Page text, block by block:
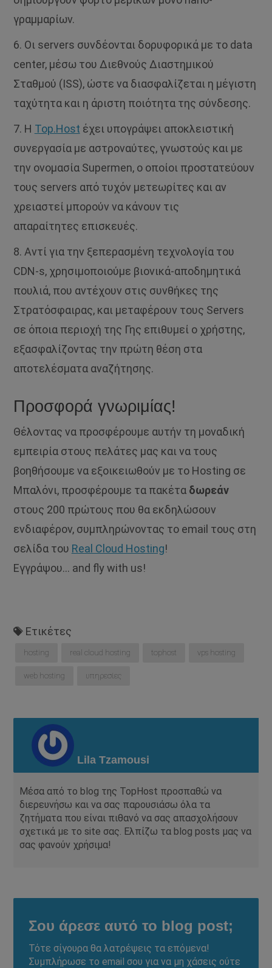
γραμμαρίων.
6. Οι servers συνδέονται δορυφορικά με το data
center, μέσω του Διεθνούς Διαστημικού
Σταθμού (ISS), ώστε να διασφαλίζεται η μέγιστη
ταχύτητα και η άριστη ποιότητα της σύνδεσης.
7. H Top.Host έχει υπογράψει αποκλειστική
συνεργασία με αστροναύτες, γνωστούς και με
την ονομασία Supermen, o οποίοι προστατεύουν
τους servers από τυχόν μετεωρίτες και αν
χρειαστεί μπορούν να κάνουν τις
απαραίτητες επισκευές.
8. Αντί για την ξεπερασμένη τεχνολογία του
CDN-s, χρησιμοποιούμε βιονικά-αποδημητικά
πουλιά, που αντέχουν στις συνθήκες της
Στρατόσφαιρας, και μεταφέρουν τους Servers
σε όποια περιοχή της Γης επιθυμεί ο χρήστης,
εξασφαλίζοντας την πρώτη θέση στα
αποτελέσματα αναζήτησης.
Προσφορά γνωριμίας!
Θέλοντας να προσφέρουμε αυτήν τη μοναδική
εμπειρία στους πελάτες μας και να τους
βοηθήσουμε να εξοικειωθούν με το Hosting σε
Μπαλόνι, προσφέρουμε τα πακέτα δωρεάν
στους 200 πρώτους που θα εκδηλώσουν
ενδιαφέρον, συμπληρώνοντας το email τους στη
σελίδα του Real Cloud Hosting!
Εγγράψου… and fly with us!
Ετικέτες
hosting real cloud hosting tophost vps hosting
web hosting υπηρεσίες
Lila Tzamousi
Μέσα από το blog της TopHost προσπαθώ να
διερευνήσω και να σας παρουσιάσω όλα τα
ζητήματα που είναι πιθανό να σας απασχολήσουν
σχετικά με το site σας. Ελπίζω τα blog posts μας να
σας φανούν χρήσιμα!
Σου άρεσε αυτό το blog post;
Τότε σίγουρα θα λατρέψεις τα επόμενα!
Συμπλήρωσε το email σου για να μη χάσεις ούτε